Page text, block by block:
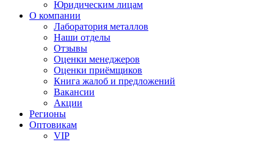
Юридическим лицам
О компании
Лаборатория металлов
Наши отделы
Отзывы
Оценки менеджеров
Оценки приёмщиков
Книга жалоб и предложений
Вакансии
Акции
Регионы
Оптовикам
VIP